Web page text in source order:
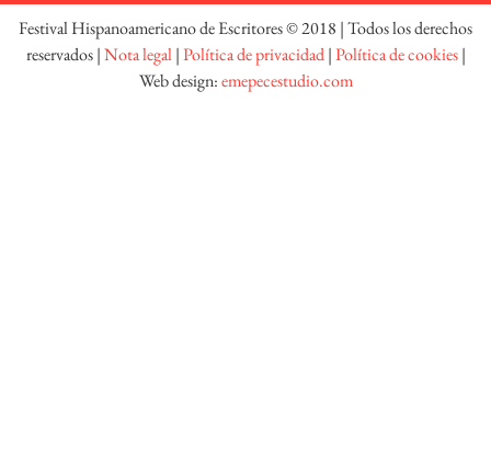
Festival Hispanoamericano de Escritores © 2018 | Todos los derechos
reservados |Nota legal|Política de privacidad|Política de cookies|
Web design:emepecestudio.com